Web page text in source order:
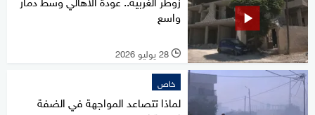
واسع
l 28 يوليو 2026
خاص
لماذا تتصاعد المواجهة في الضفة